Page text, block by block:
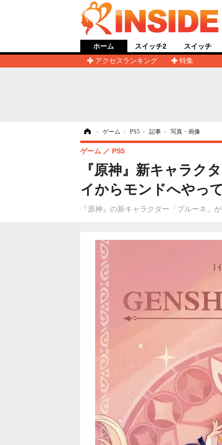
ホーム
アクセスランキング
特集
スイッチ2 スイッチ
› ゲーム › PS5 › 記事 › 写真・画像
『原神』新キャラク
イからモンドへやっ
『原神』の新キャラクター「プルーネ」
ゲーム PS5